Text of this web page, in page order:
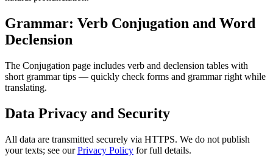
Grammar: Verb Conjugation and Word
Declension
The Conjugation page includes verb and declension tables with
short grammar tips — quickly check forms and grammar right while
translating.
Data Privacy and Security
All data are transmitted securely via HTTPS. We do not publish
your texts; see ourPrivacy Policy for full details.